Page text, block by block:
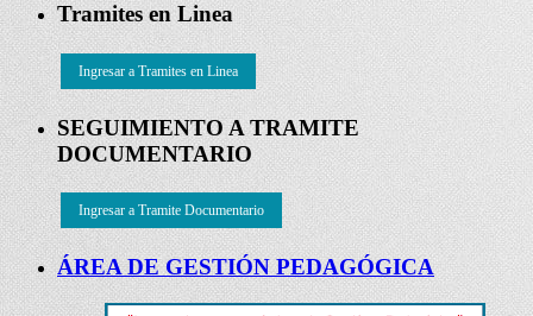
Tramites en Linea
Ingresar a Tramites en Linea
SEGUIMIENTO A TRAMITE
DOCUMENTARIO
Ingresar a Tramite Documentario
ÁREA DE GESTIÓN PEDAGÓGICA